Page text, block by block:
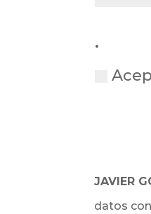
.
JAVIER
datos